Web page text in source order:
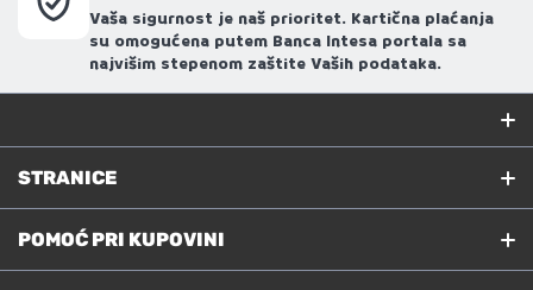
Vaša sigurnost je naš prioritet. Kartična plaćanja
su omogućena putem Banca Intesa portala sa
najvišim stepenom zaštite Vaših podataka.
STRANICE
POČETNA STRANA
POMOĆ PRI KUPOVINI